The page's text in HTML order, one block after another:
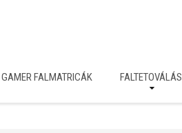
GAMER FALMATRICÁK FALTETOVÁLÁS